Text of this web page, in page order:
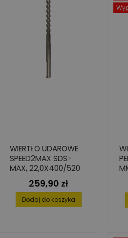
WIERTŁO UDAROWE
SPEED2MAX SDS-
MAX, 22,0X400/520
Cena
259,90 zł
Dodaj do koszyka